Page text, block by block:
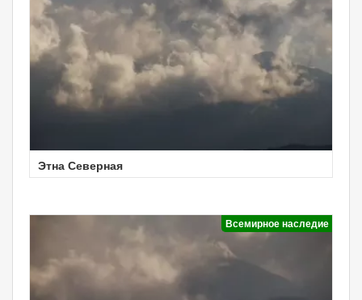
Этна Северная
Всемирное наследие